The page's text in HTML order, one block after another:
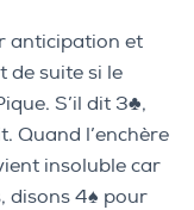
anticipation et
de suite si le
S’il dit 3♣,
Quand l’enchère
insoluble car
disons 4♠ pour